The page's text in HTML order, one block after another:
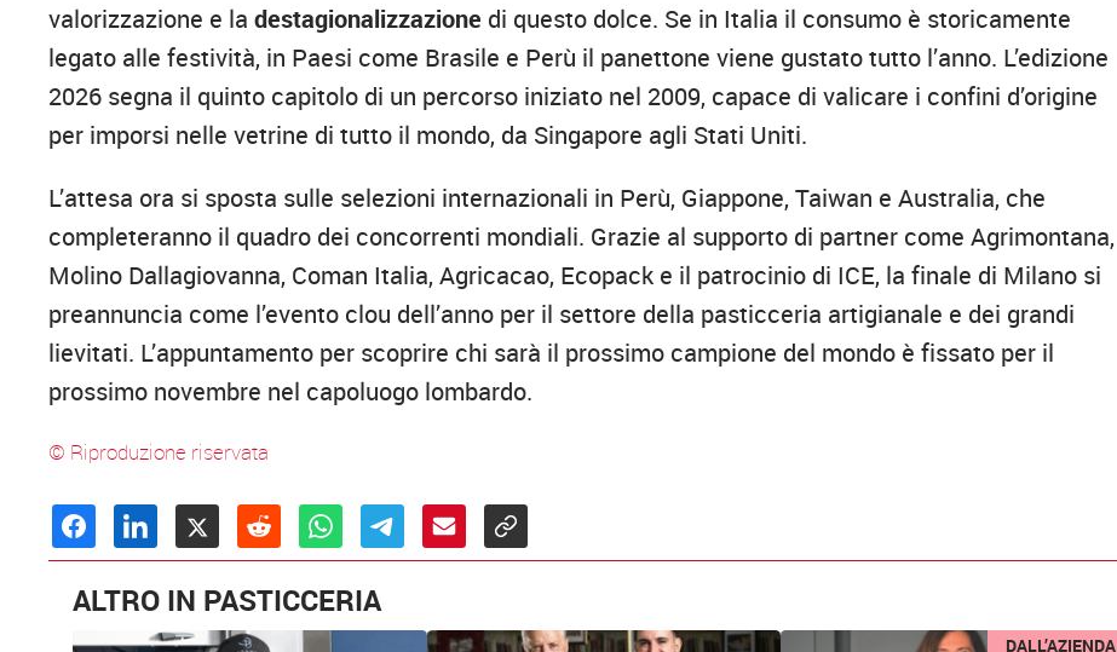
valorizzazione e ladestagionalizzazione di questo dolce. Se in Italia il consumo è storicamente
legato alle festività, in Paesi come Brasile e Perù il panettone viene gustato tutto l’anno. L’edizione
2026 segna il quinto capitolo di un percorso iniziato nel 2009, capace di valicare i confini d’origine
per imporsi nelle vetrine di tutto il mondo, da Singapore agli Stati Uniti.
L’attesa ora si sposta sulle selezioni internazionali in Perù, Giappone, Taiwan e Australia, che
completeranno il quadro dei concorrenti mondiali. Grazie al supporto di partner come Agrimontana,
Molino Dallagiovanna, Coman Italia, Agricacao, Ecopack e il patrocinio di ICE, la finale di Milano si
preannuncia come l’evento clou dell’anno per il settore della pasticceria artigianale e dei grandi
lievitati. L’appuntamento per scoprire chi sarà il prossimo campione del mondo è fissato per il
prossimo novembre nel capoluogo lombardo.
© Riproduzione riservata
ALTRO IN PASTICCERIA
DALL’AZIENDA